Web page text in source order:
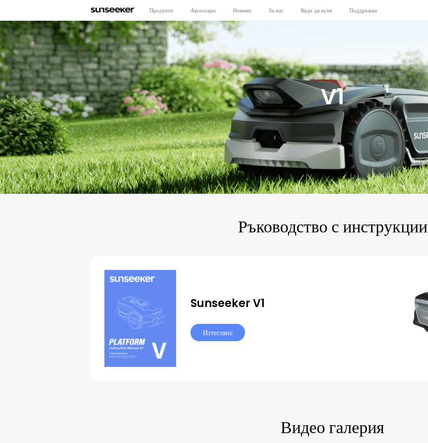
Продукти Аксесоари Новини За нас Къде да купя Поддръжка
V1
Ръководство с инструкции
Sunseeker V1
Изтегляне
Видео галерия